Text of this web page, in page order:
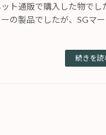
ト通販で購入した物でし
の製品でしたが、SGマー
続きを読